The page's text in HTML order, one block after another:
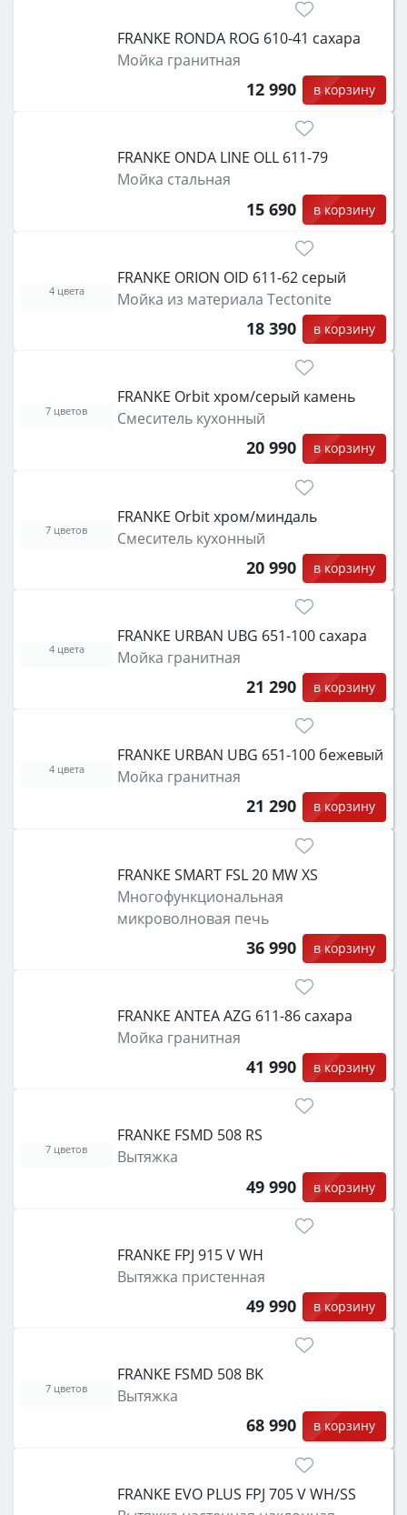
FRANKE RONDA ROG 610-41 сахара
Мойка гранитная
12 990 в корзину
FRANKE ONDA LINE OLL 611-79
Мойка стальная
15 690 в корзину
FRANKE ORION OID 611-62 серый
Мойка из материала Tectonite
18 390 в корзину
4 цвета
FRANKE Orbit хром/серый камень
Смеситель кухонный
20 990 в корзину
7 цветов
FRANKE Orbit хром/миндаль
Смеситель кухонный
20 990 в корзину
7 цветов
FRANKE URBAN UBG 651-100 сахара
Мойка гранитная
21 290 в корзину
4 цвета
FRANKE URBAN UBG 651-100 бежевый
Мойка гранитная
21 290 в корзину
4 цвета
FRANKE SMART FSL 20 MW XS
Многофункциональная
микроволновая печь
36 990 в корзину
FRANKE ANTEA AZG 611-86 сахара
Мойка гранитная
41 990 в корзину
FRANKE FSMD 508 RS
Вытяжка
49 990 в корзину
7 цветов
FRANKE FPJ 915 V WH
Вытяжка пристенная
49 990 в корзину
FRANKE FSMD 508 BK
Вытяжка
68 990 в корзину
7 цветов
FRANKE EVO PLUS FPJ 705 V WH/SS